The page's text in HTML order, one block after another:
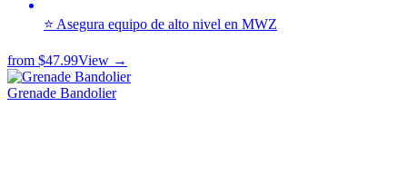
⭐ Asegura equipo de alto nivel en MWZ
from $47.99View →
Grenade Bandolier